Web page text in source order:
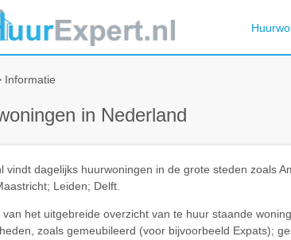
Informatie
in Nederland
vindt dagelijks huurwoningen in de grote steden zoals
Leiden; Delft.
van het uitgebreide overzicht van te huur staande
zoals gemeubileerd (voor bijvoorbeeld Expats);